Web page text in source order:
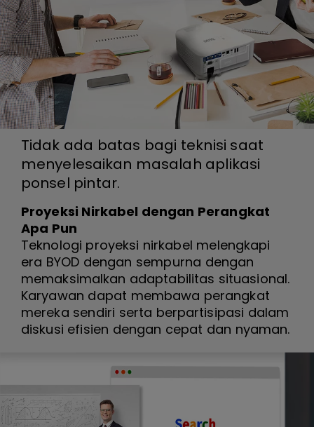
Tidak ada batas bagi teknisi saat
menyelesaikan masalah aplikasi
ponsel pintar.
Proyeksi Nirkabel dengan Perangkat
Apa Pun
Teknologi proyeksi nirkabel melengkapi
era BYOD dengan sempurna dengan
memaksimalkan adaptabilitas situasional.
Karyawan dapat membawa perangkat
mereka sendiri serta berpartisipasi dalam
diskusi efisien dengan cepat dan nyaman.